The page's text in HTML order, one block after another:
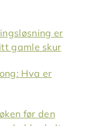
er
gamle skur
Hva er
før den